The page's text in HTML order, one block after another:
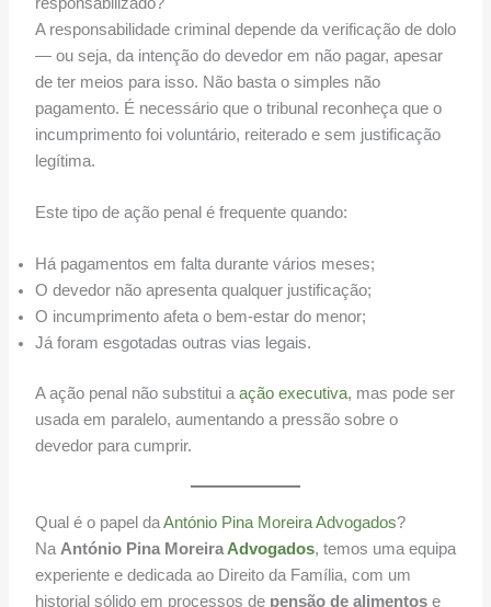
A responsabilidade criminal depende da verificação de dolo
— ou seja, da intenção do devedor em não pagar, apesar
de ter meios para isso. Não basta o simples não
pagamento. É necessário que o tribunal reconheça que o
incumprimento foi voluntário, reiterado e sem justificação
legítima.
Este tipo de ação penal é frequente quando:
Há pagamentos em falta durante vários meses;
O devedor não apresenta qualquer justificação;
O incumprimento afeta o bem-estar do menor;
Já foram esgotadas outras vias legais.
A ação penal não substitui aação executiva, mas pode ser
usada em paralelo, aumentando a pressão sobre o
devedor para cumprir.
Qual é o papel daAntónio Pina Moreira Advogados?
Na António Pina Moreira Advogados, temos uma equipa
experiente e dedicada ao Direito da Família, com um
historial sólido em processos de pensão de alimentose